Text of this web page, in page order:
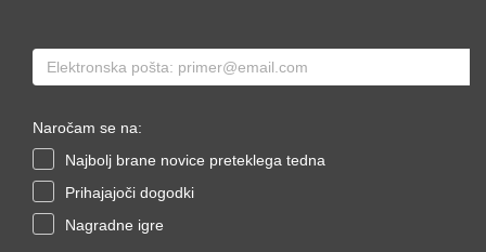
Naročam se na:
Najbolj brane novice preteklega tedna
Prihajajoči dogodki
Nagradne igre